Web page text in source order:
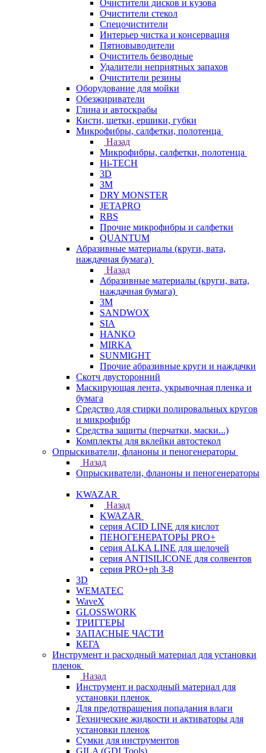
Очистители дисков и кузова
Очистители стекол
Спецочистители
Интерьер чистка и консервация
Пятновыводители
Очиститель безводные
Удалители неприятных запахов
Очистители резины
Оборудование для мойки
Обезжириватели
Глина и автоскрабы
Кисти, щетки, ершики, губки
Микрофибры, салфетки, полотенца
Назад
Микрофибры, салфетки, полотенца
Hi-TECH
3D
3М
DRY MONSTER
JETAPRO
RBS
Прочие микрофибры и салфетки
QUANTUM
Абразивные материалы (круги, вата,
наждачная бумага)
Назад
Абразивные материалы (круги, вата,
наждачная бумага)
3М
SANDWOX
SIA
HANKO
MIRKA
SUNMIGHT
Прочие абразивные круги и наждачки
Скотч двусторонний
Маскирующая лента, укрывочная пленка и
бумага
Средство для стирки полировальных кругов
и микрофибр
Средства защиты (перчатки, маски...)
Комплекты для вклейки автостекол
Опрыскиватели, фланоны и пеногенераторы
Назад
Опрыскиватели, фланоны и пеногенераторы
KWAZAR
Назад
KWAZAR
серия ACID LINE для кислот
ПЕНОГЕНЕРАТОРЫ PRO+
серия ALKA LINE для щелочей
серия ANTISILICONE для солвентов
серия PRO+ph 3-8
3D
WEMATEC
WaveX
GLOSSWORK
ТРИГГЕРЫ
ЗАПАСНЫЕ ЧАСТИ
КЕГА
Инструмент и расходный материал для установки
пленок
Назад
Инструмент и расходный материал для
установки пленок
Для предотвращения попадания влаги
Технические жидкости и активаторы для
установки пленок
Сумки для инструментов
GILA (GDI Tools)